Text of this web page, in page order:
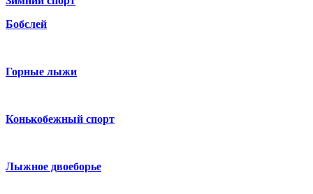
Бобслей
Горные лыжи
Конькобежный спорт
Лыжное двоеборье